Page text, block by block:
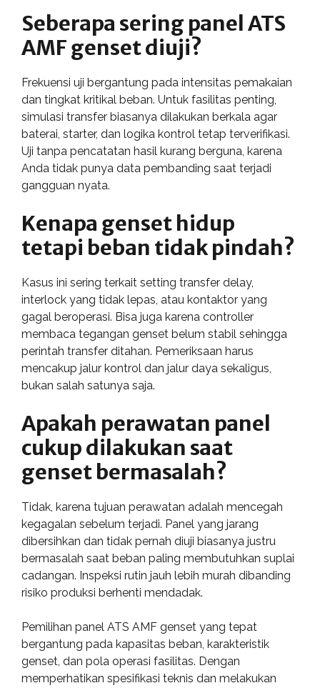
Seberapa sering panel ATS
AMF genset diuji?
Frekuensi uji bergantung pada intensitas pemakaian
dan tingkat kritikal beban. Untuk fasilitas penting,
simulasi transfer biasanya dilakukan berkala agar
baterai, starter, dan logika kontrol tetap terverifikasi.
Uji tanpa pencatatan hasil kurang berguna, karena
Anda tidak punya data pembanding saat terjadi
gangguan nyata.
Kenapa genset hidup
tetapi beban tidak pindah?
Kasus ini sering terkait setting transfer delay,
interlock yang tidak lepas, atau kontaktor yang
gagal beroperasi. Bisa juga karena controller
membaca tegangan genset belum stabil sehingga
perintah transfer ditahan. Pemeriksaan harus
mencakup jalur kontrol dan jalur daya sekaligus,
bukan salah satunya saja.
Apakah perawatan panel
cukup dilakukan saat
genset bermasalah?
Tidak, karena tujuan perawatan adalah mencegah
kegagalan sebelum terjadi. Panel yang jarang
dibersihkan dan tidak pernah diuji biasanya justru
bermasalah saat beban paling membutuhkan suplai
cadangan. Inspeksi rutin jauh lebih murah dibanding
risiko produksi berhenti mendadak.
Pemilihan panel ATS AMF genset yang tepat
bergantung pada kapasitas beban, karakteristik
genset, dan pola operasi fasilitas. Dengan
memperhatikan spesifikasi teknis dan melakukan